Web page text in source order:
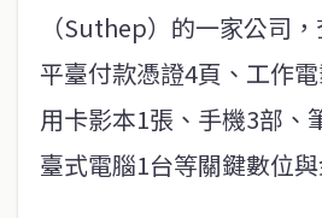
（Suthep）的一家公司
平臺付款憑證4頁、工作
用卡影本1張、手機3部、
臺式電腦1台等關鍵數位與